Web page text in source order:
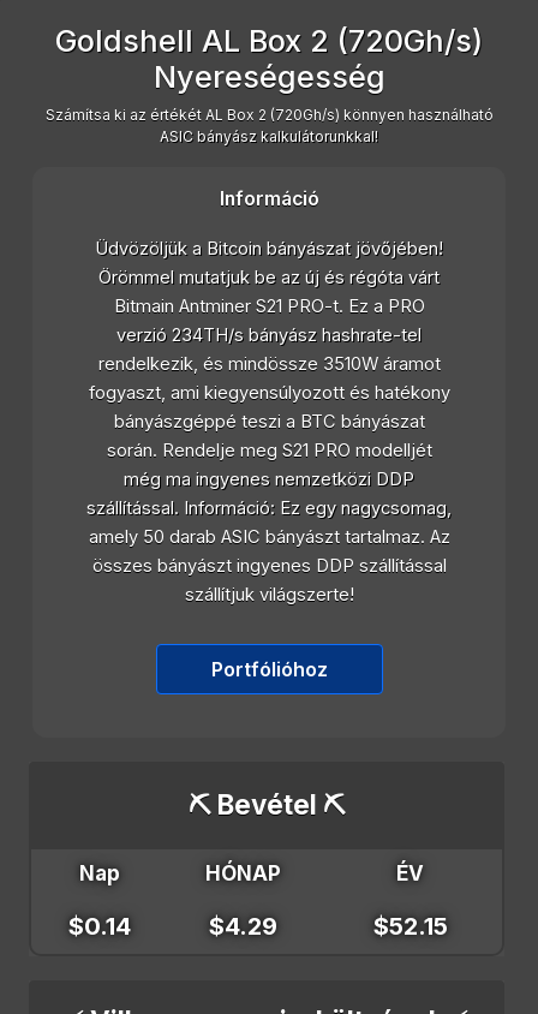
Goldshell AL Box 2 (720Gh/s)
Nyereségesség
Számítsa ki az értékét AL Box 2 (720Gh/s) könnyen használható
ASIC bányász kalkulátorunkkal!
Információ
Üdvözöljük a Bitcoin bányászat jövőjében!
Örömmel mutatjuk be az új és régóta várt
Bitmain Antminer S21 PRO-t. Ez a PRO
verzió 234TH/s bányász hashrate-tel
rendelkezik, és mindössze 3510W áramot
fogyaszt, ami kiegyensúlyozott és hatékony
bányászgéppé teszi a BTC bányászat
során. Rendelje meg S21 PRO modelljét
még ma ingyenes nemzetközi DDP
szállítással. Információ: Ez egy nagycsomag,
amely 50 darab ASIC bányászt tartalmaz. Az
összes bányászt ingyenes DDP szállítással
szállítjuk világszerte!
Portfólióhoz
⛏️ Bevétel ⛏️
Nap HÓNAP ÉV
$0.14 $4.29 $52.15